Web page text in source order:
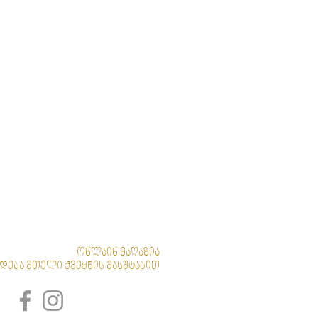
ონლაინ მაღაზია
მთელი ქვეყნის მასშტაბით